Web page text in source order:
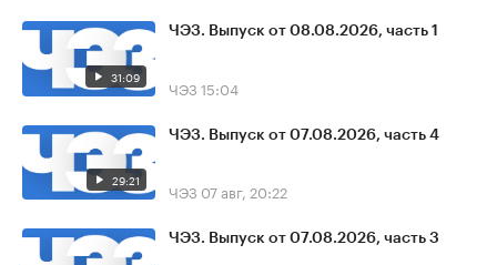
31:09
ЧЭЗ. Выпуск от 08.08.2026, часть 1
ЧЭЗ 15:04
29:21
ЧЭЗ. Выпуск от 07.08.2026, часть 4
ЧЭЗ 07 авг, 20:22
ЧЭЗ. Выпуск от 07.08.2026, часть 3